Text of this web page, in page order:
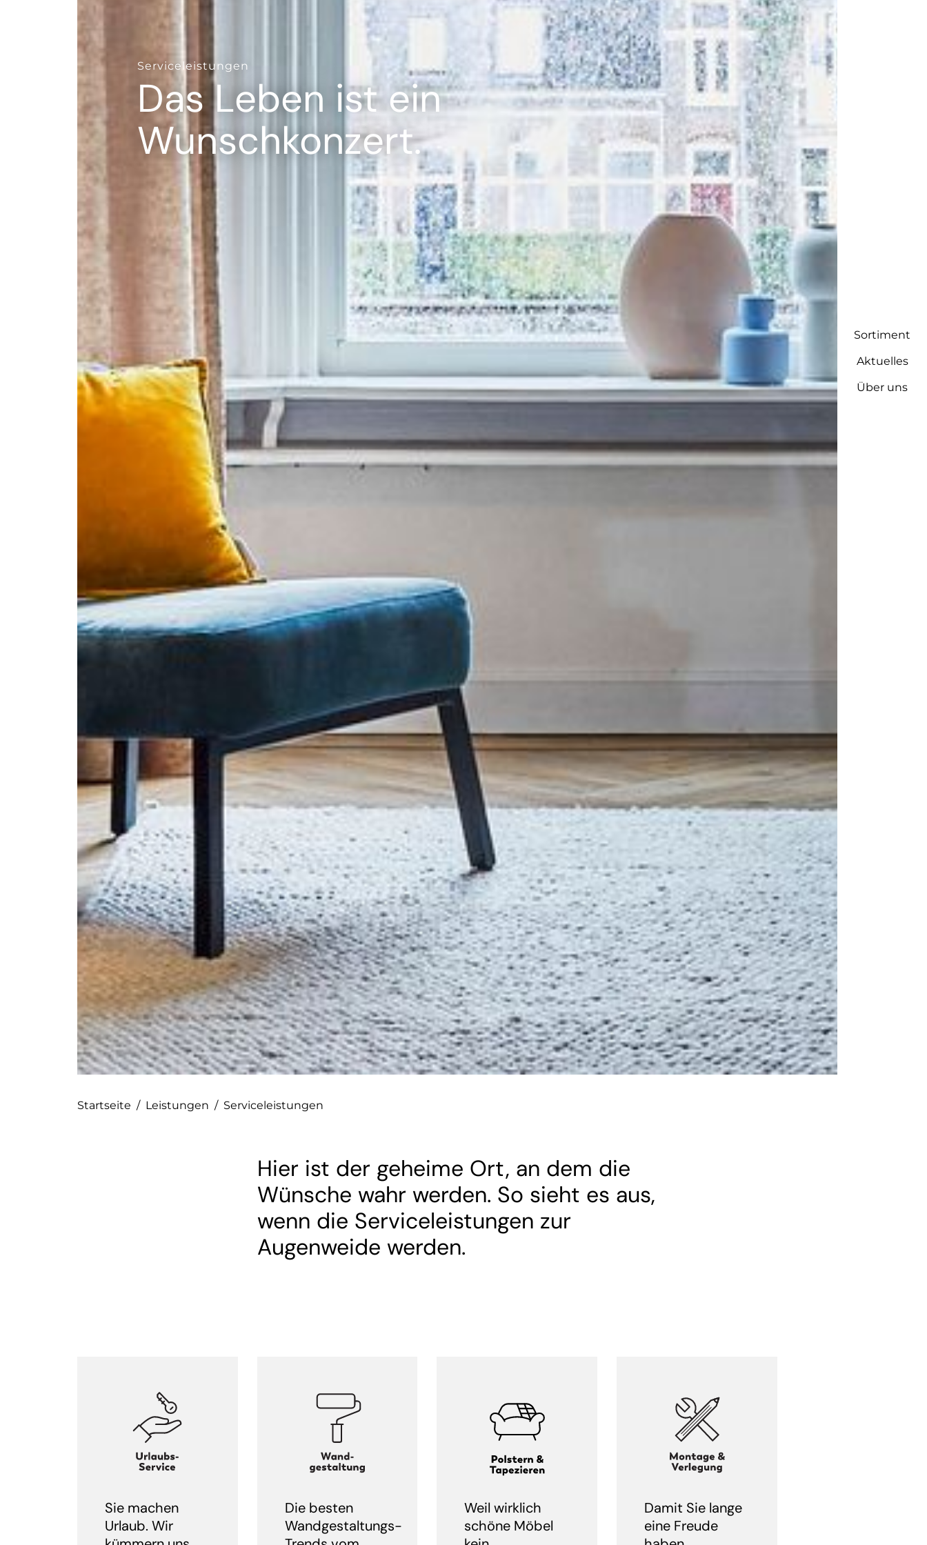
Sortiment
Aktuelles
Über uns
Serviceleistungen
Das Leben ist ein
Wunschkonzert.
Startseite / Leistungen / Serviceleistungen
Hier ist der geheime Ort, an dem die
Wünsche wahr werden. So sieht es aus,
wenn die Serviceleistungen zur
Augenweide werden.
Sie machen
Urlaub. Wir
Die besten
Wandgestaltungs-
Weil wirklich
schöne Möbel
Damit Sie lange
eine Freude